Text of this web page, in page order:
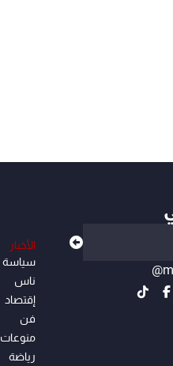
الأخبار
سياسة
ناس
إقتصاد
فن
منوعات
رياضة